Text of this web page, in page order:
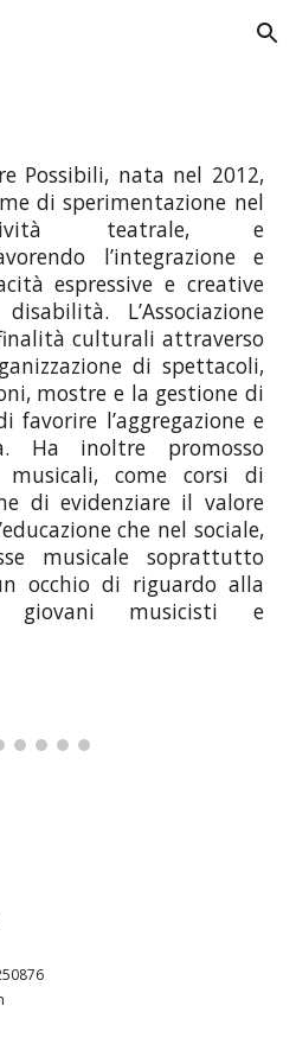
Skip to navigation
Possibili, nata nel 2012,
di sperimentazione nel
teatrale, e
l’integrazione e
espressive e creative
L’Associazione
culturali attraverso
di spettacoli,
mostre e la gestione di
favorire l’aggregazione e
Ha inoltre promosso
come corsi di
di evidenziare il valore
che nel sociale,
musicale soprattutto
occhio di riguardo alla
giovani musicisti e